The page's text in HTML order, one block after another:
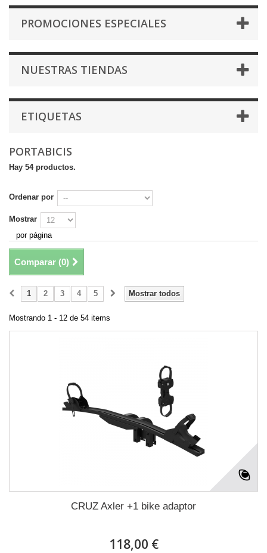
PROMOCIONES ESPECIALES
NUESTRAS TIENDAS
ETIQUETAS
PORTABICIS
Hay 54 productos.
Ordenar por
Mostrar
por página
Comparar (0)
Mostrar todos
1 2 3 4 5
Mostrando 1 - 12 de 54 items
CRUZ Axler +1 bike adaptor
118,00 €